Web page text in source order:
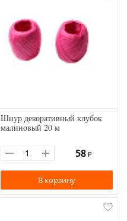
Шнур декоративный клубок
малиновый 20 м
58 ₽
В корзину